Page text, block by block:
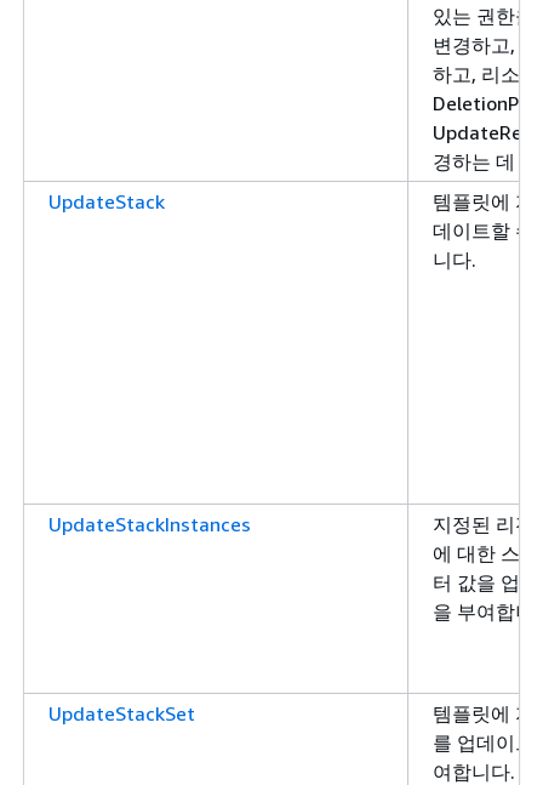
있는 권한을
변경하고,
하고, 리소
경하는 데
UpdateStack
템플릿에 지
데이트할 수
니다.
UpdateStackInstances
지정된 리전
에 대한 스
터 값을 업
을 부여합니
UpdateStackSet
템플릿에 지
를 업데이트
여합니다.